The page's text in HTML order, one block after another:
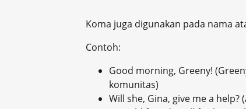
Koma juga digunakan pada nama
Contoh:
Good morning, Greeny!
komunitas)
Will she, Gina, give me a help?